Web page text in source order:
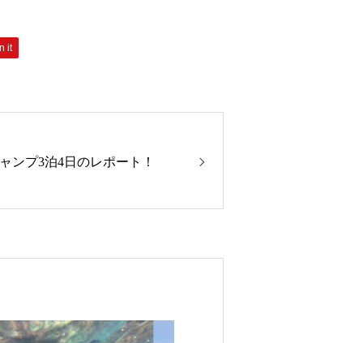
it
ンプ3泊4日のレポート！